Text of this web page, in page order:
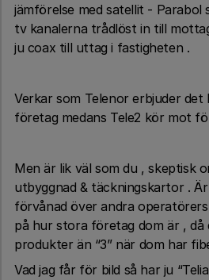
jämförelse med satellit - Parabol
tv kanalerna trådlöst in till
ju coax till uttag i fastigheten .
Verkar som Telenor erbjuder det
företag medans Tele2 kör mot
Men är lik väl som du , skeptisk
utbyggnad & täckningskartor .
förvånad över andra
på hur stora företag dom är , då
produkter än “3” när dom har
Vad jag får för bild så har ju